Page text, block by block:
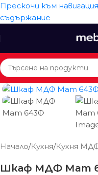
Прескочи към навигация
съдържание
Начало/Кухня/Кухня
Шкаф МДФ Мат